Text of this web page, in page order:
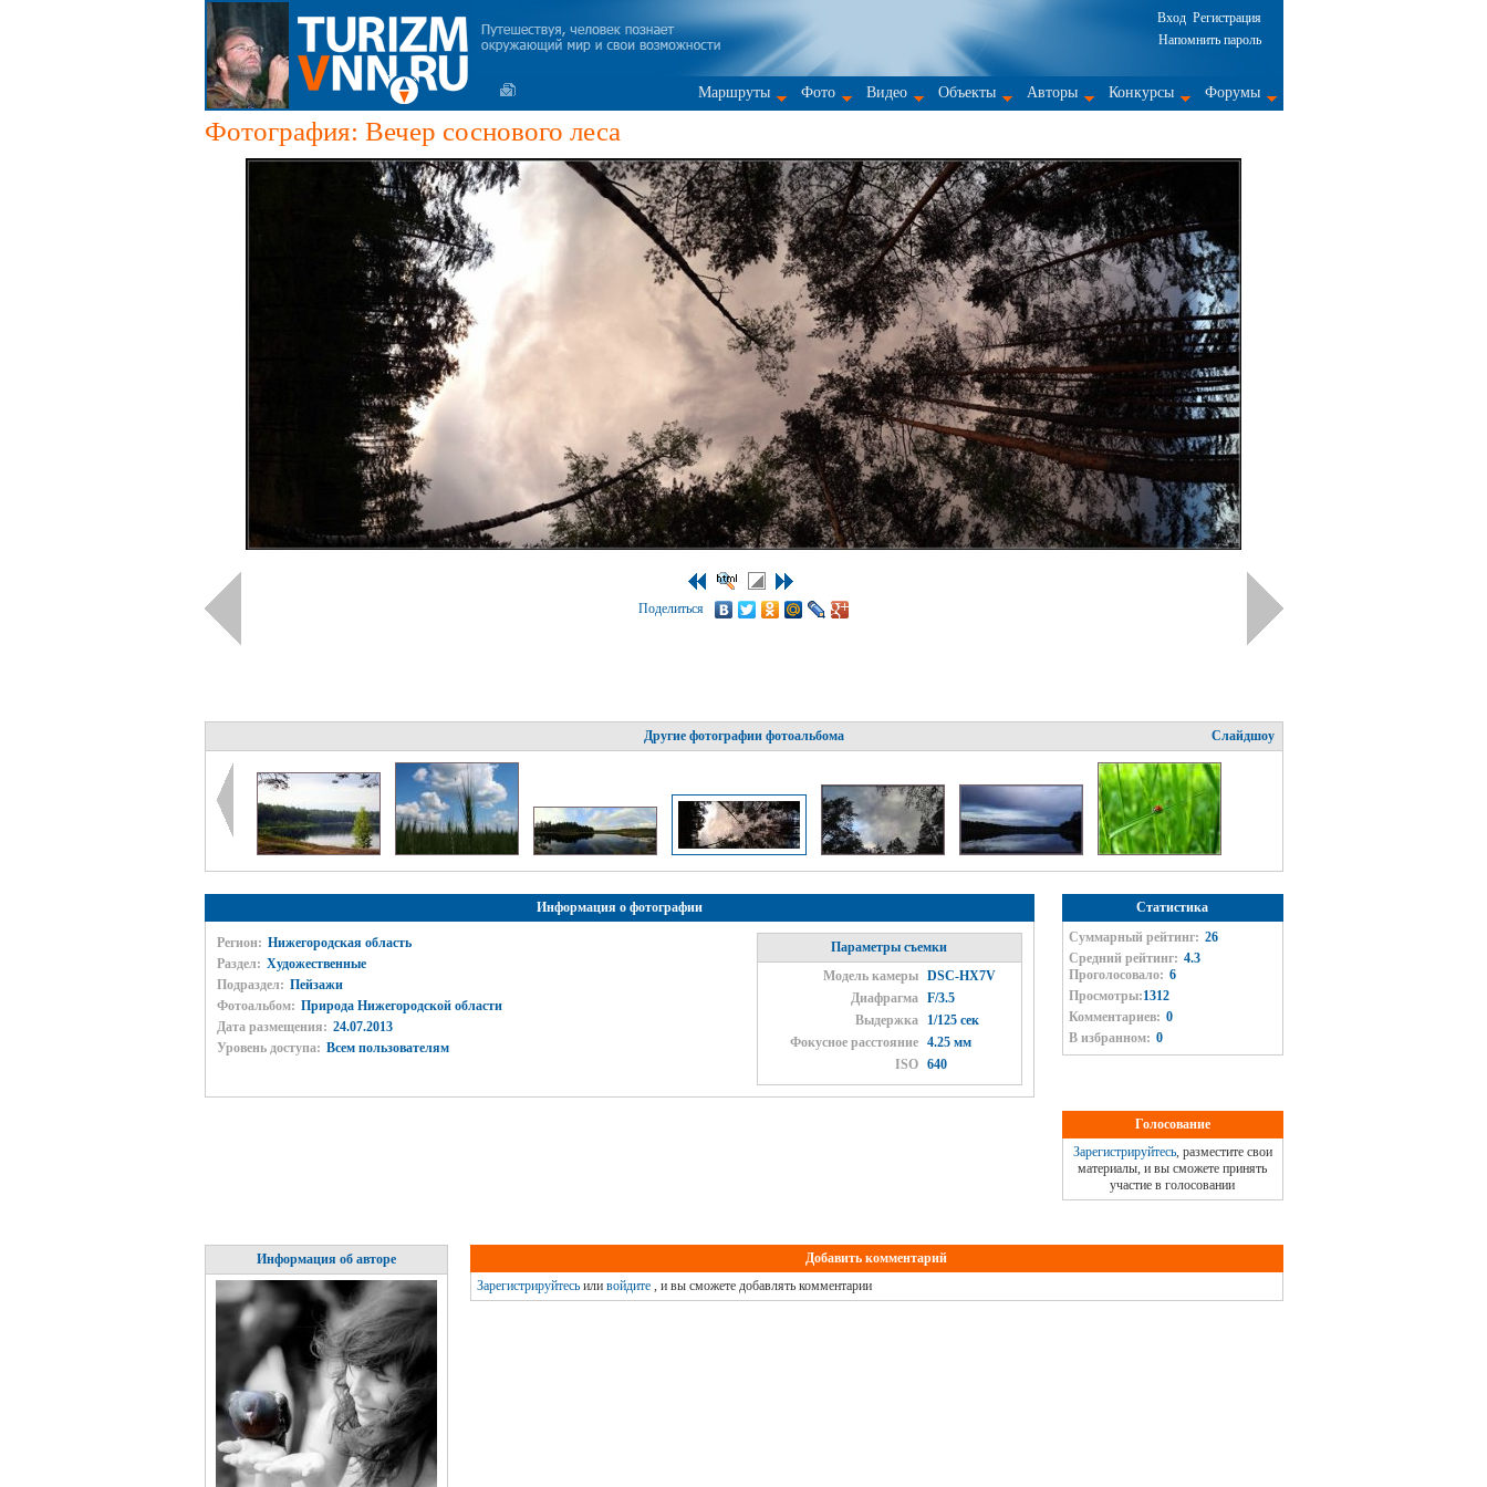
Вход Регистрация
Напомнить пароль
Маршруты Фото Видео Объекты Авторы Конкурсы Форумы
Фотография: Вечер соснового леса
Поделиться
Другие фотографии фотоальбома Слайдшоу
Информация о фотографии
Регион: Нижегородская область
Раздел: Художественные
Подраздел: Пейзажи
Фотоальбом: Природа Нижегородской области
Дата размещения: 24.07.2013
Уровень доступа: Всем пользователям
Параметры съемки
Модель камеры
DSC-HX7V
Диафрагма
F/3.5
Выдержка
1/125 сек
Фокусное расстояние
4.25 мм
ISO
640
Статистика
Суммарный рейтинг: 26
Средний рейтинг: 4.3
Проголосовало: 6
Просмотры:1312
Комментариев: 0
В избранном: 0
Голосование
Зарегистрируйтесь, разместите свои
материалы, и вы сможете принять
участие в голосовании
Информация об авторе
Добавить комментарий
Зарегистрируйтесьили войдите, и вы сможете добавлять комментарии